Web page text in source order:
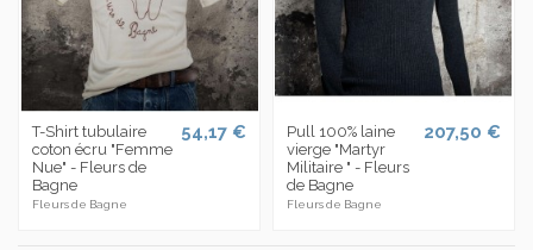
T-Shirt tubulaire
coton écru "Femme
Nue" - Fleurs de
Bagne
Fleurs de Bagne
54,17 €
Pull 100% laine
vierge "Martyr
Militaire " - Fleurs
de Bagne
Fleurs de Bagne
207,50 €